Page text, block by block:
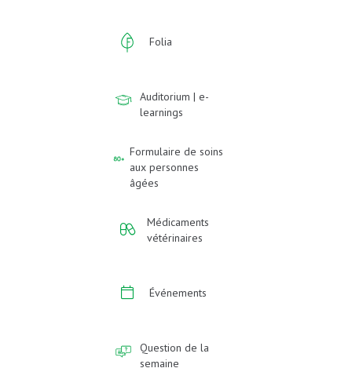
Folia
Auditorium | e-
learnings
Formulaire de soins
aux personnes
âgées
Médicaments
vétérinaires
Événements
Question de la
semaine